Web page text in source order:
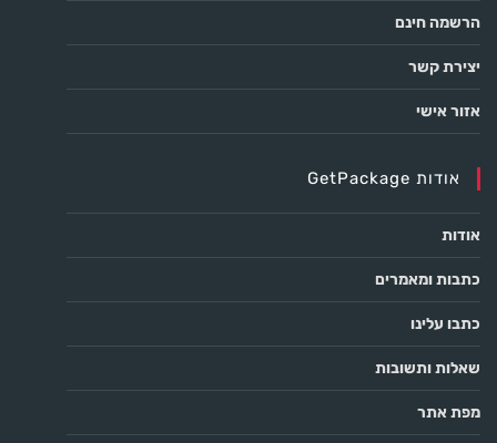
הרשמה חינם
יצירת קשר
אזור אישי
אודות GetPackage
אודות
כתבות ומאמרים
כתבו עלינו
שאלות ותשובות
מפת אתר